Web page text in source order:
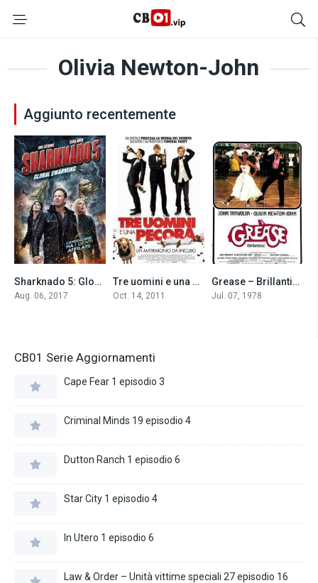
Olivia Newton-John
Aggiunto recentemente
4.0
Sharknado 5: Global Swarming (2017)
Aug. 06, 2017
5.7
Tre uomini e una pecora (2011)
Oct. 14, 2011
7.2Grease – Brillantina (1978)
Jul. 07, 1978
CB01 Serie Aggiornamenti
Cape Fear 1 episodio 3
Criminal Minds 19 episodio 4
Dutton Ranch 1 episodio 6
Star City 1 episodio 4
In Utero 1 episodio 6
Law & Order – Unità vittime speciali 27 episodio 16